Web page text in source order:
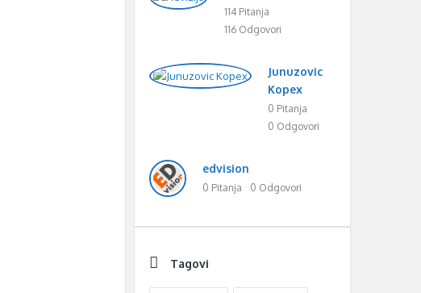
114 Pitanja
116 Odgovori
Junuzovic
Kopex
0 Pitanja
0 Odgovori
edvision
0 Pitanja 0 Odgovori
Tagovi